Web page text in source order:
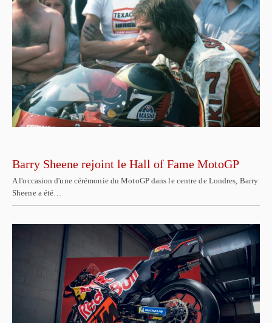
Barry Sheene rejoint le Hall of Fame MotoGP
A l'occasion d'une cérémonie du MotoGP dans le centre de Londres, Barry
Sheene a été…